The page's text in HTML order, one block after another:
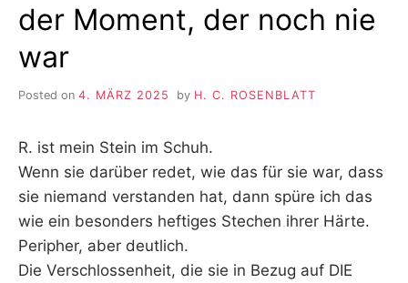
der Moment, der noch nie
war
Posted on 4. MÄRZ 2025 by H. C. ROSENBLATT
R. ist mein Stein im Schuh.
Wenn sie darüber redet, wie das für sie war, dass
sie niemand verstanden hat, dann spüre ich das
wie ein besonders heftiges Stechen ihrer Härte.
Peripher, aber deutlich.
Die Verschlossenheit, die sie in Bezug auf DIE